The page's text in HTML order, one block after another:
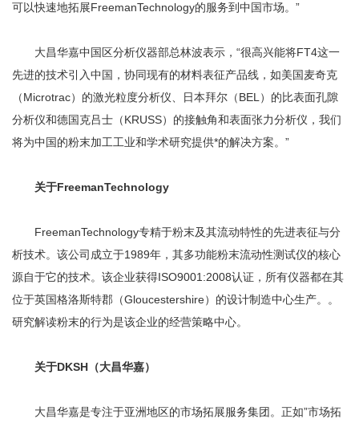
可以快速地拓展FreemanTechnology的服务到中国市场。”
大昌华嘉中国区分析仪器部总林波表示，“很高兴能将FT4这一
先进的技术引入中国，协同现有的材料表征产品线，如美国麦奇克
（Microtrac）的激光粒度分析仪、日本拜尔（BEL）的比表面孔隙
分析仪和德国克吕士（KRUSS）的接触角和表面张力分析仪，我们
将为中国的粉末加工工业和学术研究提供*的解决方案。”
关于FreemanTechnology
FreemanTechnology专精于粉末及其流动特性的先进表征与分
析技术。该公司成立于1989年，其多功能粉末流动性测试仪的核心
源自于它的技术。该企业获得ISO9001:2008认证，所有仪器都在其
位于英国格洛斯特郡（Gloucestershire）的设计制造中心生产。。
研究解读粉末的行为是该企业的经营策略中心。
关于DKSH（大昌华嘉）
大昌华嘉是专注于亚洲地区的市场拓展服务集团。正如”市场拓